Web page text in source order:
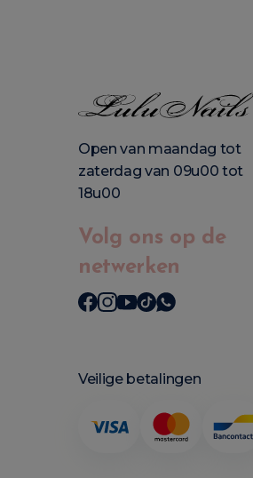
Open van maandag tot
zaterdag van 09u00 tot
18u00
Volg ons op de
netwerken
Veilige betalingen